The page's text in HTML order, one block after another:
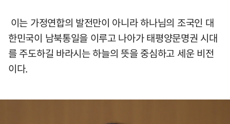
이는 가정연합의 발전만이 아니라 하나님의 조국인 대
한민국이 남북통일을 이루고 나아가 태평양문명권 시대
를 주도하길 바라시는 하늘의 뜻을 중심하고 세운 비전
이다.